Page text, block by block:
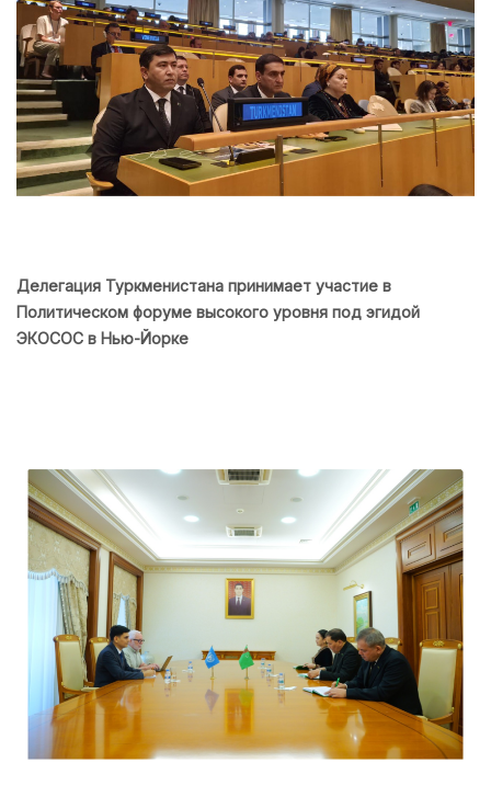
Делегация Туркменистана принимает участие в
Политическом форуме высокого уровня под эгидой
ЭКОСОС в Нью-Йорке